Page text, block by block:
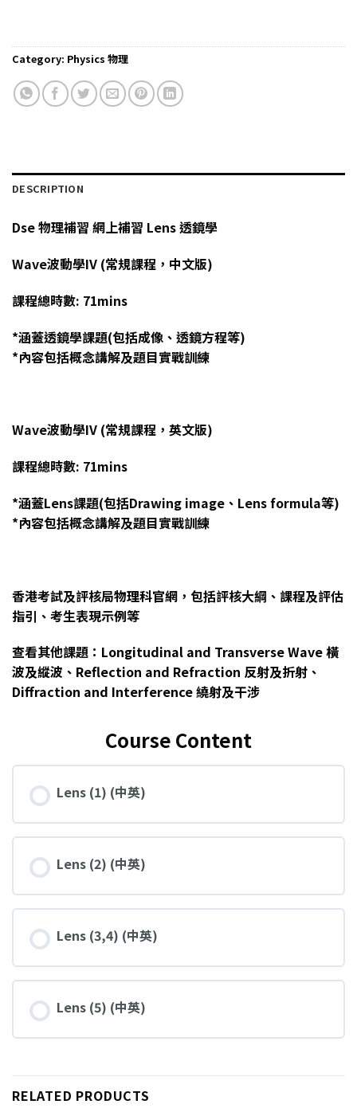
Category: Physics 物理
DESCRIPTION
Dse 物理補習 網上補習 Lens 透鏡學
Wave波動學IV (常規課程，中文版)
課程總時數: 71mins
*涵蓋透鏡學課題(包括成像、透鏡方程等)
*內容包括概念講解及題目實戰訓練
Wave波動學IV (常規課程，英文版)
課程總時數: 71mins
*涵蓋Lens課題(包括Drawing image、Lens formula等)
*內容包括概念講解及題目實戰訓練
香港考試及評核局物理科官網 ，包括評核大綱、課程及評估
指引、考生表現示例等
查看其他課題： Longitudinal and Transverse Wave 橫
波及縱波 、 Reflection and Refraction 反射及折射 、
Diffraction and Interference 繞射及干涉
Course Content
Lens (1) (中英)
Lens (2) (中英)
Lens (3,4) (中英)
Lens (5) (中英)
RELATED PRODUCTS